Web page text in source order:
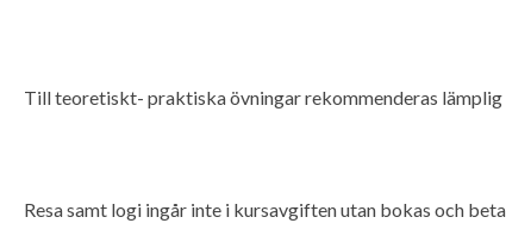
Till teoretiskt- praktiska övningar rekommenderas
Resa samt logi ingår inte i kursavgiften utan bokas och